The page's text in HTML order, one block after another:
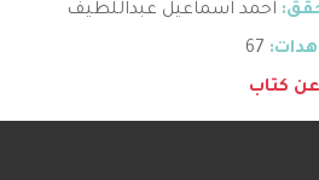
احمد اسماعيل عبداللطيف
كتاب